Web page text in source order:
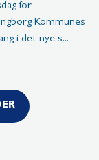
for
Kommunes
i det nye s...